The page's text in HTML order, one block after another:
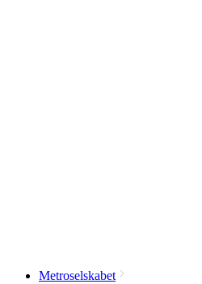
Metroselskabet